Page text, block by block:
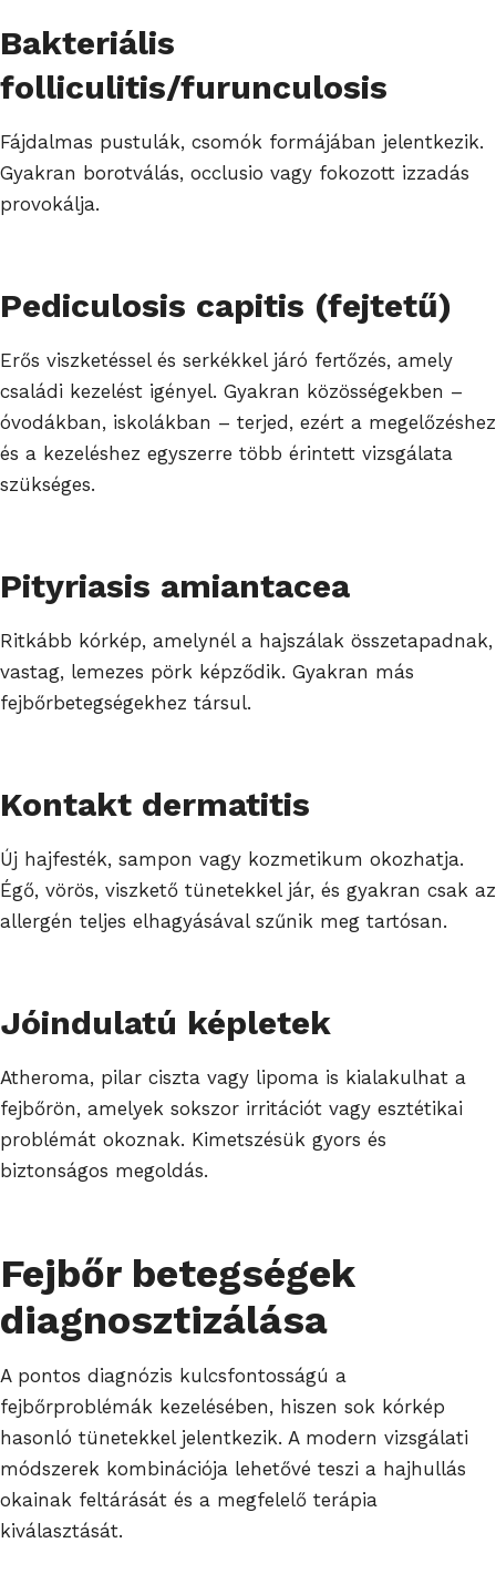
Bakteriális
folliculitis/furunculosis
Fájdalmas pustulák, csomók formájában jelentkezik.
Gyakran borotválás, occlusio vagy fokozott izzadás
provokálja.
Pediculosis capitis (fejtetű)
Erős viszketéssel és serkékkel járó fertőzés, amely
családi kezelést igényel. Gyakran közösségekben –
óvodákban, iskolákban – terjed, ezért a megelőzéshez
és a kezeléshez egyszerre több érintett vizsgálata
szükséges.
Pityriasis amiantacea
Ritkább kórkép, amelynél a hajszálak összetapadnak,
vastag, lemezes pörk képződik. Gyakran más
fejbőrbetegségekhez társul.
Kontakt dermatitis
Új hajfesték, sampon vagy kozmetikum okozhatja.
Égő, vörös, viszkető tünetekkel jár, és gyakran csak az
allergén teljes elhagyásával szűnik meg tartósan.
Jóindulatú képletek
Atheroma, pilar ciszta vagy lipoma is kialakulhat a
fejbőrön, amelyek sokszor irritációt vagy esztétikai
problémát okoznak. Kimetszésük gyors és
biztonságos megoldás.
Fejbőr betegségek
diagnosztizálása
A pontos diagnózis kulcsfontosságú a
fejbőrproblémák kezelésében, hiszen sok kórkép
hasonló tünetekkel jelentkezik. A modern vizsgálati
módszerek kombinációja lehetővé teszi a hajhullás
okainak feltárását és a megfelelő terápia
kiválasztását.